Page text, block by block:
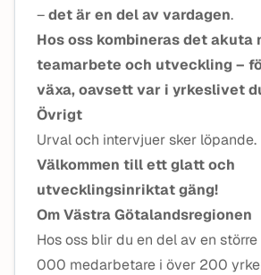
–det är en del av vardagen.
Hos oss kombineras det akuta
teamarbete och utveckling –
växa, oavsett var i yrkeslivet
Övrigt
Urval och intervjuer sker löpande.
Välkommen till ett glatt och
utvecklingsinriktat gäng!
Om Västra Götalandsregionen
Hos oss blir du en del av en
000 medarbetare i över 200